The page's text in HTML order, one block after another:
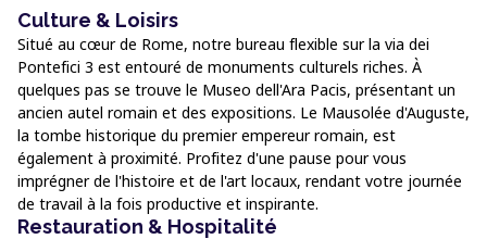
Culture & Loisirs
Situé au cœur de Rome, notre bureau flexible sur la via dei
Pontefici 3 est entouré de monuments culturels riches. À
quelques pas se trouve le Museo dell'Ara Pacis, présentant un
ancien autel romain et des expositions. Le Mausolée d'Auguste,
la tombe historique du premier empereur romain, est
également à proximité. Profitez d'une pause pour vous
imprégner de l'histoire et de l'art locaux, rendant votre journée
de travail à la fois productive et inspirante.
Restauration & Hospitalité